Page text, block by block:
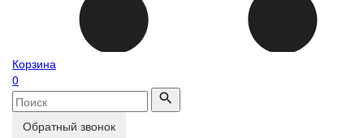
Корзина
0
Обратный звонок